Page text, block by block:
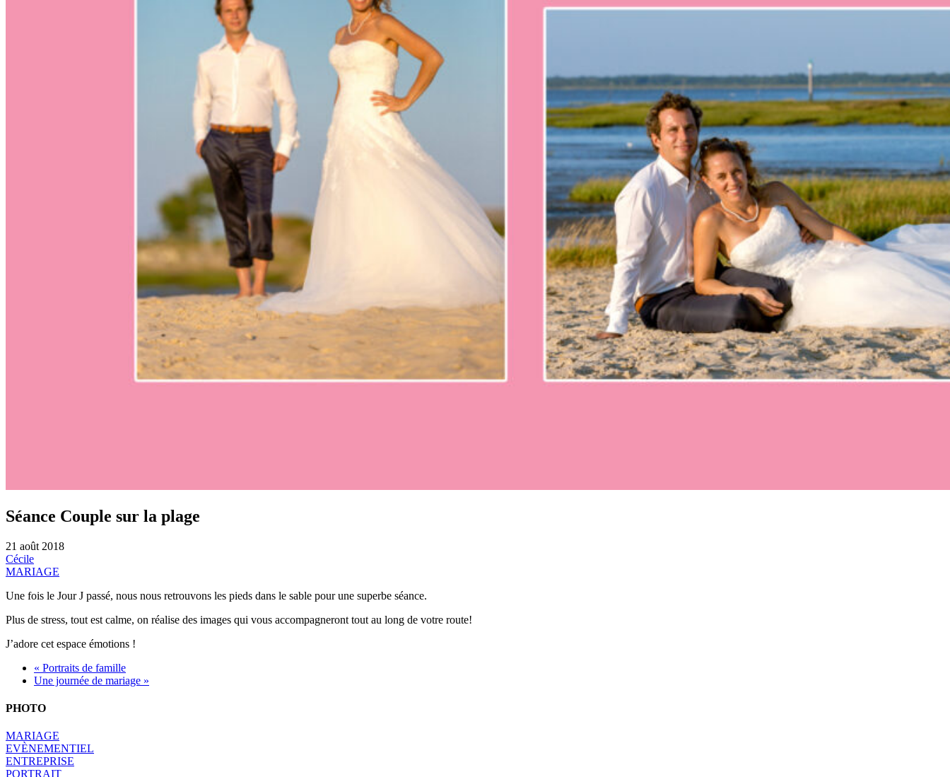
Séance Couple sur la plage
21 août 2018
Cécile
MARIAGE
Une fois le Jour J passé, nous nous retrouvons les pieds dans le sable pour une superbe séance.
Plus de stress, tout est calme, on réalise des images qui vous accompagneront tout au long de votre route!
J’adore cet espace émotions !
« Portraits de famille
Une journée de mariage »
PHOTO
MARIAGE
EVÈNEMENTIEL
ENTREPRISE
PORTRAIT